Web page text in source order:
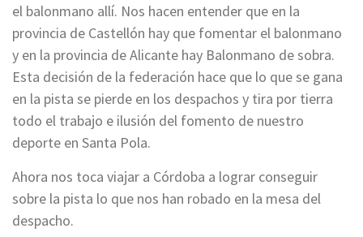
el balonmano allí. Nos hacen entender que en la
provincia de Castellón hay que fomentar el balonmano
y en la provincia de Alicante hay Balonmano de sobra.
Esta decisión de la federación hace que lo que se gana
en la pista se pierde en los despachos y tira por tierra
todo el trabajo e ilusión del fomento de nuestro
deporte en Santa Pola.
Ahora nos toca viajar a Córdoba a lograr conseguir
sobre la pista lo que nos han robado en la mesa del
despacho.